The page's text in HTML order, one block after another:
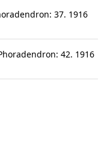
37. 1916
42. 1916